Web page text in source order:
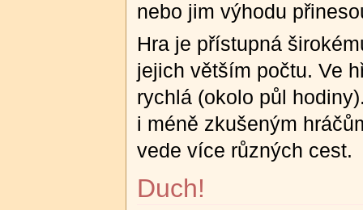
nebo jim výhodu
Hra je přístupná
jejich větším počtu. Ve
rychlá (okolo půl
i méně zkušeným
vede více různých cest.
Duch!